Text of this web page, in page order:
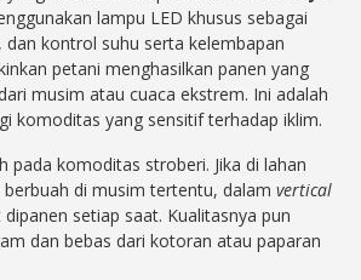
lampu LED khusus sebagai
kontrol suhu serta kelembapan
petani menghasilkan panen yang
musim atau cuaca ekstrem. Ini adalah
komoditas yang sensitif terhadap iklim.
pada komoditas stroberi. Jika di lahan
berbuah di musim tertentu, dalamvertical
setiap saat. Kualitasnya pun
dan bebas dari kotoran atau paparan